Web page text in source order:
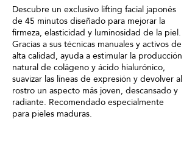
Descubre un exclusivo lifting facial japonés
de 45 minutos diseñado para mejorar la
firmeza, elasticidad y luminosidad de la piel.
Gracias a sus técnicas manuales y activos de
alta calidad, ayuda a estimular la producción
natural de colágeno y ácido hialurónico,
suavizar las líneas de expresión y devolver al
rostro un aspecto más joven, descansado y
radiante. Recomendado especialmente
para pieles maduras.